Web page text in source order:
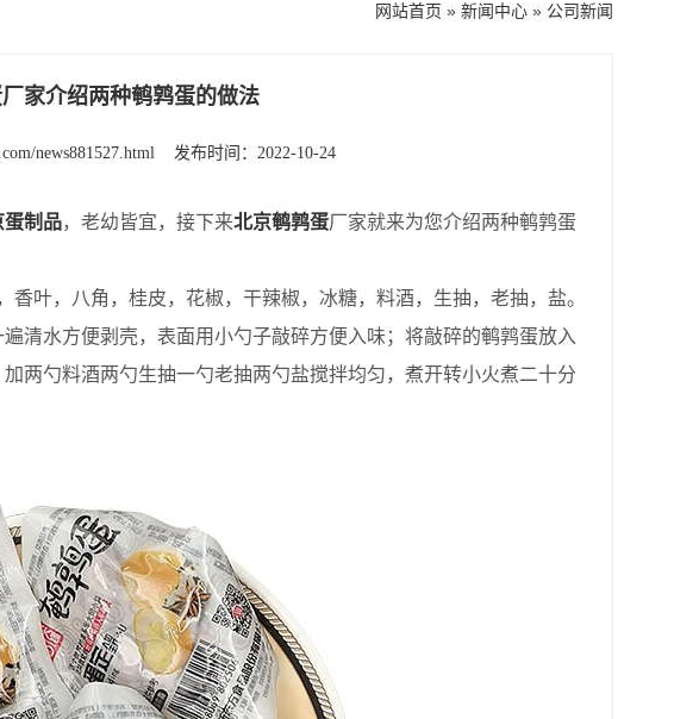
网站首页 » 新闻中心 » 公司新闻
家介绍两种鹌鹑蛋的做法
news881527.html 发布时间：2022-10-24
蛋制品，老幼皆宜，接下来北京鹌鹑蛋厂家就来为您介绍两种鹌鹑蛋
叶，八角，桂皮，花椒，干辣椒，冰糖，料酒，生抽，老抽，盐。
清水方便剥壳，表面用小勺子敲碎方便入味；将敲碎的鹌鹑蛋放入
两勺料酒两勺生抽一勺老抽两勺盐搅拌均匀，煮开转小火煮二十分